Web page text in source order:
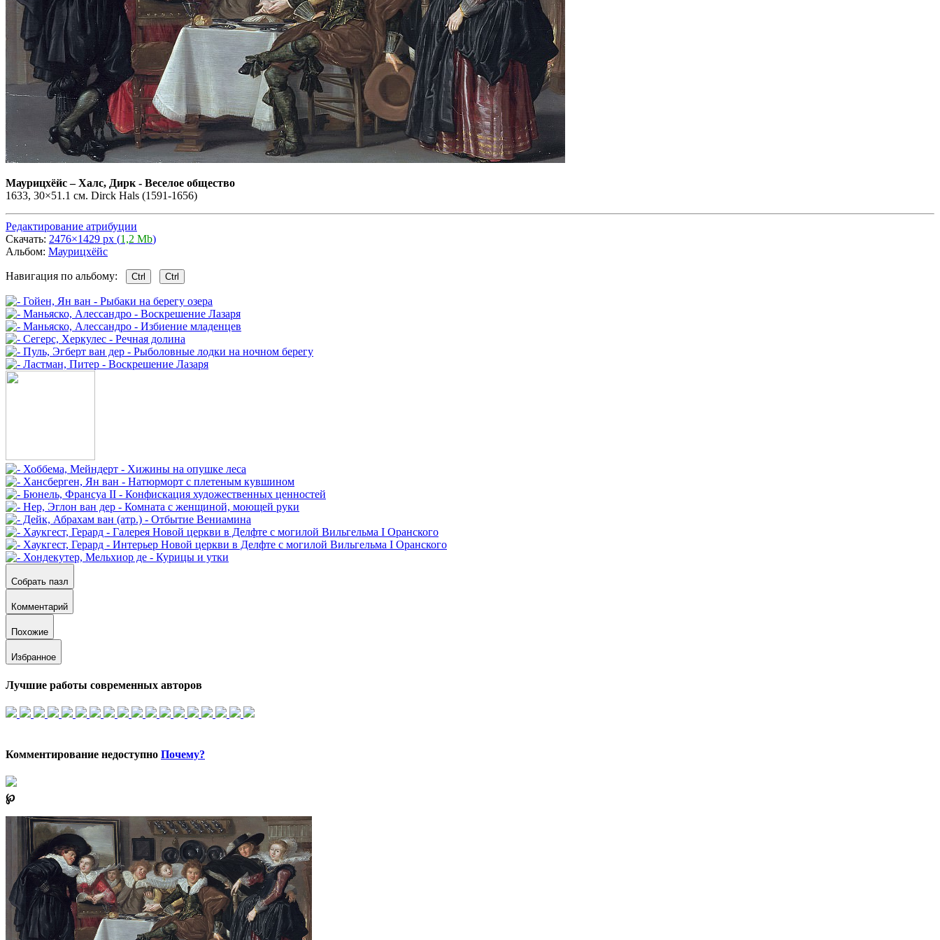
Маурицхёйс–Халс, Дирк - Веселое общество
1633, 30×51.1 см. Dirck Hals (1591-1656)
Редактирование атрибуции
Скачать: 2476×1429 px (1,2 Mb)
Альбом: Маурицхёйс
Навигация по альбому: Ctrl Ctrl
Собрать пазл
Комментарий
Похожие
Избранное
Лучшие работы современных авторов
Комментирование недоступно Почему?
℘